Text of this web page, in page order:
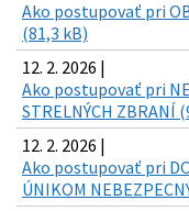
Ako postupovať pri
(81,3 kB)
12. 2. 2026 |
Ako postupovať pri
STRELNÝCH ZBRANÍ
12. 2. 2026 |
Ako postupovať pri
ÚNIKOM